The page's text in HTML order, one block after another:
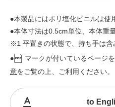
●本製品にはポリ塩化ビニルは使
●本体寸法は0.5cm単位、本体重
※1 平置きの状態で、持ち手は含
●
マークが付いているページ
意をご覧の上、ご利用ください。
to